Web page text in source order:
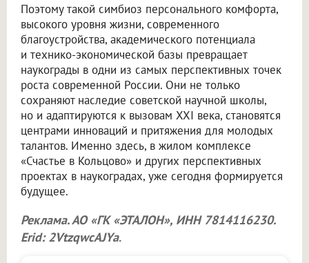
Поэтому такой симбиоз персонального комфорта,
высокого уровня жизни, современного
благоустройства, академического потенциала
и технико-экономической базы превращает
наукограды в одни из самых перспективных точек
роста современной России. Они не только
сохраняют наследие советской научной школы,
но и адаптируются к вызовам XXI века, становятся
центрами инноваций и притяжения для молодых
талантов. Именно здесь, в жилом комплексе
«Счастье в Кольцово» и других перспективных
проектах в наукоградах, уже сегодня формируется
будущее.
Реклама. АО «ГК «ЭТАЛОН», ИНН 7814116230.
Erid: 2VtzqwcAJYa.